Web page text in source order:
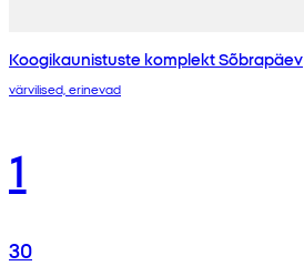
Koogikaunistuste komplekt Sõbrapäev
värvilised, erinevad
1
30